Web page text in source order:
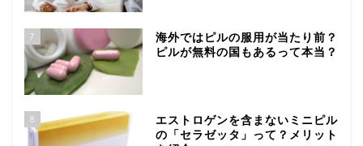
7
海外ではピルの服用が当たり前？
ピルが無料の国もあるって本当？
8
エストロゲンを含まないミニピル
の「セラゼッタ」って？メリット